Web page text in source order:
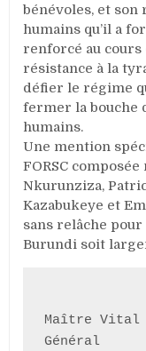
bénévoles, et
humains qu’il a
renforcé au cours
résistance à la
défier le régime
fermer la bouche
humains.
Une mention
FORSC
Nkurunziza,
Kazabukeye et
sans relâche
Burundi soit
Maître Vital
Général